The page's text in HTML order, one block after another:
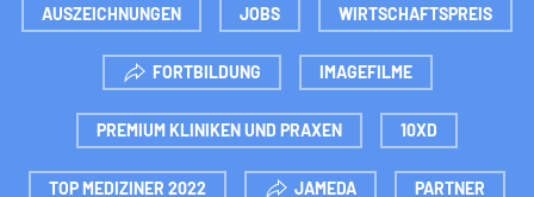
AUSZEICHNUNGEN JOBS WIRTSCHAFTSPREIS
FORTBILDUNG IMAGEFILME
PREMIUM KLINIKEN UND PRAXEN 10XD
TOP MEDIZINER 2022 JAMEDA PARTNER